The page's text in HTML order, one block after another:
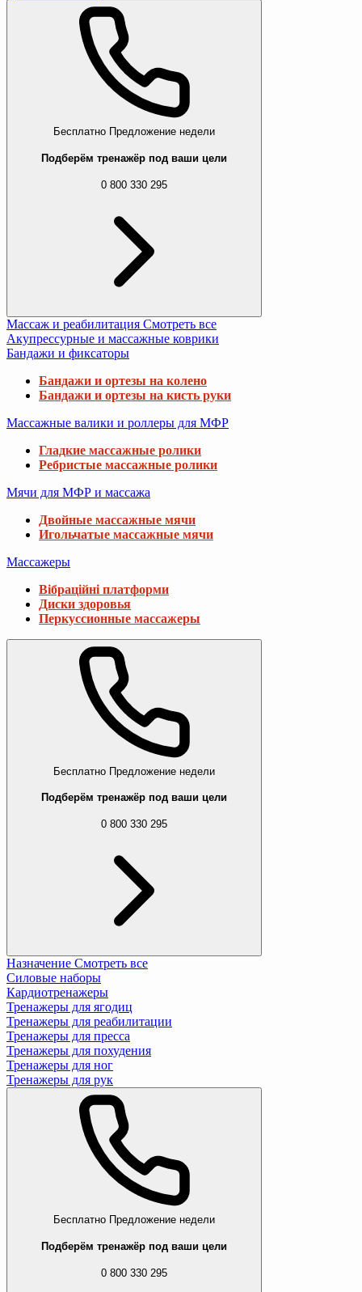
Бесплатно Предложение недели
Подберём тренажёр под ваши цели
0 800 330 295
Массаж и реабилитация Смотреть все
Акупрессурные и массажные коврики
Бандажи и фиксаторы
Бандажи и ортезы на колено
Бандажи и ортезы на кисть руки
Массажные валики и роллеры для МФР
Гладкие массажные ролики
Ребристые массажные ролики
Мячи для МФР и массажа
Двойные массажные мячи
Игольчатые массажные мячи
Массажеры
Вібраційні платформи
Диски здоровья
Перкуссионные массажеры
Бесплатно Предложение недели
Подберём тренажёр под ваши цели
0 800 330 295
Назначение Смотреть все
Силовые наборы
Кардиотренажеры
Тренажеры для ягодиц
Тренажеры для реабилитации
Тренажеры для пресса
Тренажеры для похудения
Тренажеры для ног
Тренажеры для рук
Бесплатно Предложение недели
Подберём тренажёр под ваши цели
0 800 330 295